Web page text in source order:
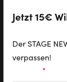
Jetzt 15€
Der STAGE
verpassen!
*